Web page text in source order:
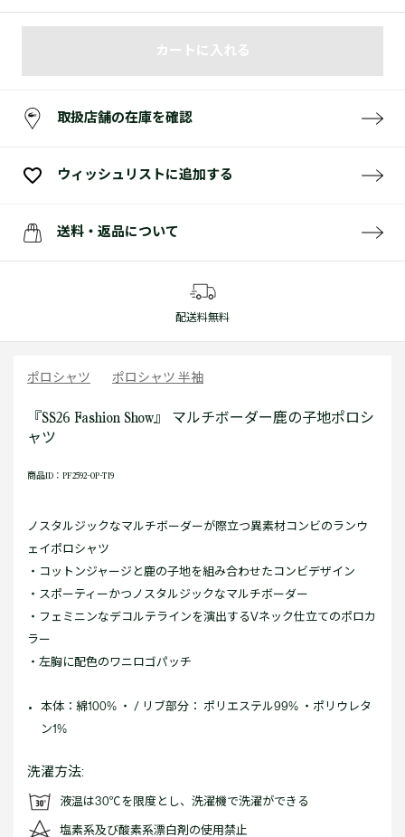
カートに入れる
取扱店舗の在庫を確認
ウィッシュリストに追加する
送料・返品について
配送料無料
ポロシャツ ポロシャツ 半袖
『SS26 Fashion Show』 マルチボーダー鹿の子地ポロシ
ャツ
商品ID：PF2592-OP-TI9
ノスタルジックなマルチボーダーが際立つ異素材コンビのランウ
ェイポロシャツ
・コットンジャージと鹿の子地を組み合わせたコンビデザイン
・スポーティーかつノスタルジックなマルチボーダー
・フェミニンなデコルテラインを演出するVネック仕立てのポロカ
ラー
・左胸に配色のワニロゴパッチ
本体：綿100% ・ / リブ部分： ポリエステル99% ・ポリウレタ
ン1%
洗濯方法:
液温は30℃を限度とし、洗濯機で洗濯ができる
塩素系及び酸素系漂白剤の使用禁止